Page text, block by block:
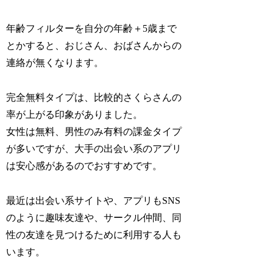
年齢フィルターを自分の年齢＋5歳まで
とかすると、おじさん、おばさんからの
連絡が無くなります。
完全無料タイプは、比較的さくらさんの
率が上がる印象がありました。
女性は無料、男性のみ有料の課金タイプ
が多いですが、大手の出会い系のアプリ
は安心感があるのでおすすめです。
最近は出会い系サイトや、アプリもSNS
のように趣味友達や、サークル仲間、同
性の友達を見つけるために利用する人も
います。